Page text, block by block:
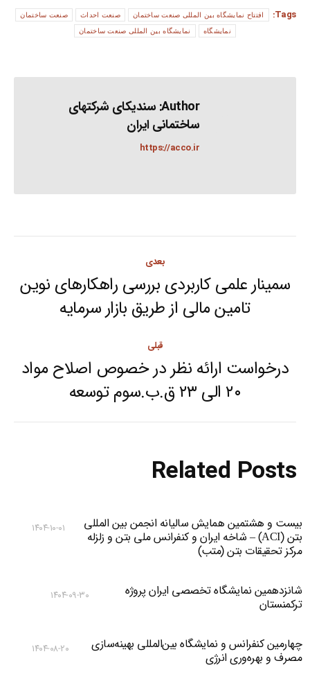
Tags:
افتتاح نمایشگاه بین المللی صنعت ساختمان صنعت احداث صنعت ساختمان
نمایشگاه نمایشگاه بین المللی صنعت ساختمان
Author: سندیکای شرکتهای
ساختمانی ایران
https://acco.ir
navigation
قبلی
Previous
post:
درخواست ارائه نظر در خصوص اصلاح مواد
۲۰ الی ۲۳ ق.ب.سوم توسعه
بعدی
Next
post:
سمینار علمی کاربردی بررسی راهکارهای نوین
تامین مالی از طریق بازار سرمایه
Related Posts
بیست و هشتمین همایش سالیانه انجمن بین المللی
بتن (ACI) – شاخه ایران و کنفرانس ملی بتن و زلزله
مرکز تحقیقات بتن (متب)
۱۴۰۴-۱۰-۰۱
شانزدهمین نمایشگاه تخصصی ایران پروژه
ترکمنستان
۱۴۰۴-۰۹-۳۰
چهارمین کنفرانس و نمایشگاه بین‌المللی بهینه‌سازی
مصرف و بهره‌وری انرژی
۱۴۰۴-۰۸-۲۰